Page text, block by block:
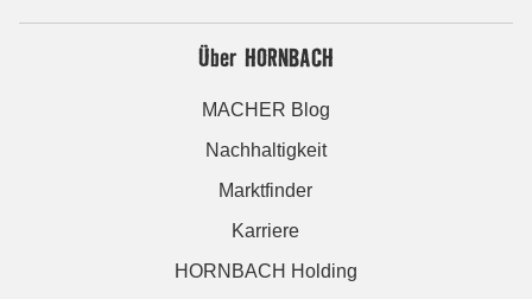
Über HORNBACH
MACHER Blog
Nachhaltigkeit
Marktfinder
Karriere
HORNBACH Holding